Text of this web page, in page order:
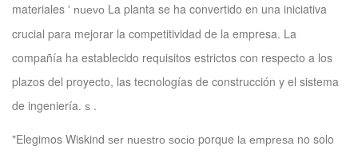
materiales ' nuevo La planta se ha convertido en una iniciativa
crucial para mejorar la competitividad de la empresa. La
compañía ha establecido requisitos estrictos con respecto a los
plazos del proyecto, las tecnologías de construcción y el sistema
de ingeniería. s .
"Elegimos Wiskind ser nuestro socio porque la empresa no solo